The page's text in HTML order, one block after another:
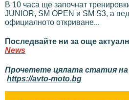
В 10 часа ще започнат
JUNIOR, SM OPEN и SM S3, а
официалното откриване...
Последвайте ни за още
News
Прочетете цялата статия на
https://avto-moto.bg